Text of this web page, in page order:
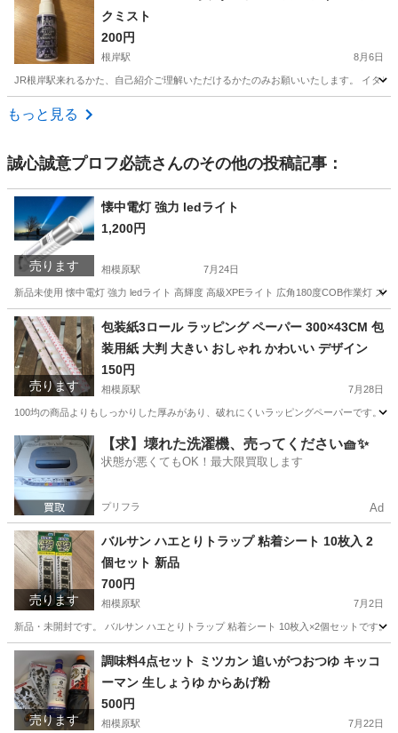
クミスト
200円
根岸駅 8月6日
JR根岸駅来れるかた、自己紹介ご理解いただけるかたのみお願いいたします。 イタ
神奈川 横浜市
もっと見る
誠心誠意プロフ必読さんのその他の投稿記事：
売ります
懐中電灯 強力 ledライト
1,200円
相模原駅 7月24日
新品未使用 懐中電灯 強力 ledライト 高輝度 高級XPEライト 広角180度COB作業灯 ズ
神奈川 相模原市 相模原駅 家庭用品 懐中電灯
売ります
包装紙3ロール ラッピング ペーパー 300×43CM 包
装用紙 大判 大きい おしゃれ かわいい デザイン
150円
相模原駅 7月28日
100均の商品よりもしっかりした厚みがあり、破れにくいラッピングペーパーです。
神奈川 相模原市 相模原駅 ラッピング用品
【求】壊れた洗濯機、売ってください🧺✨
状態が悪くてもOK！最大限買取します
プリフラ Ad
売ります
バルサン ハエとりトラップ 粘着シート 10枚入 2
個セット 新品
700円
相模原駅 7月2日
新品・未開封です。 バルサン ハエとりトラップ 粘着シート 10枚入×2個セットです
神奈川 相模原市 相模原駅 芳香剤、消臭剤 セット
売ります
調味料4点セット ミツカン 追いがつおつゆ キッコ
ーマン 生しょうゆ からあげ粉
500円
相模原駅 7月22日